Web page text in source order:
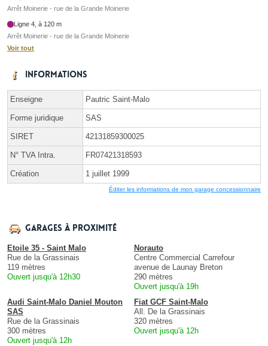
Arrêt Moinerie - rue de la Grande Moinerie
Ligne 4, à 120 m
Arrêt Moinerie - rue de la Grande Moinerie
Voir tout
Informations
Enseigne Pautric Saint-Malo
Forme juridique SAS
SIRET 42131859300025
N° TVA Intra. FR07421318593
Création 1 juillet 1999
Éditer les informations de mon garage concessionnaire
Garages à proximité
Etoile 35 - Saint Malo
Rue de la Grassinais
119 mètres
Ouvert jusqu'à 12h30
Norauto
Centre Commercial Carrefour
avenue de Launay Breton
290 mètres
Ouvert jusqu'à 19h
Audi Saint-Malo Daniel Mouton
SAS
Rue de la Grassinais
300 mètres
Ouvert jusqu'à 12h
Fiat GCF Saint-Malo
All. De la Grassinais
320 mètres
Ouvert jusqu'à 12h